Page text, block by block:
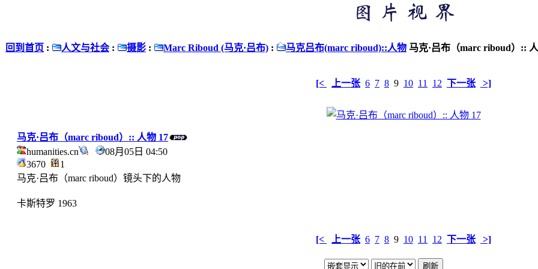
回到首页 : 人文与社会 : 摄影 : Marc Riboud (马克·吕布) : 马克吕布(marc riboud)::人物 马克·吕布（marc riboud）::
[< 上一张 6 7 8 9 10 11 12 下一张 >]
马克·吕布（marc riboud）:: 人物 17
humanities.cn
08月05日 04:50
3670
1
马克·吕布（marc riboud）镜头下的人物
卡斯特罗 1963
[< 上一张 6 7 8 9 10 11 12 下一张 >]